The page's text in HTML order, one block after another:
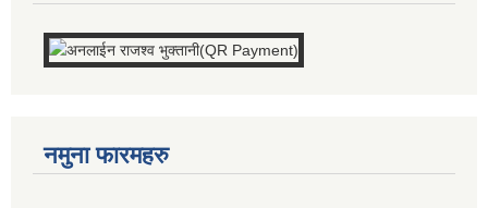
नमुना फारमहरु